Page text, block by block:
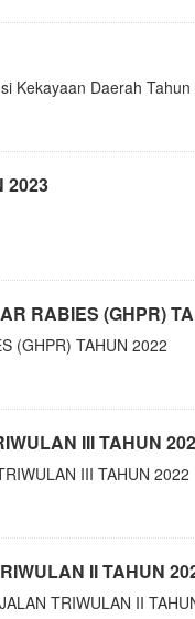
Kekayaan Daerah
2023
RABIES (GHPR)
(GHPR) TAHUN 2022
III TAHUN
III TAHUN 2022
II TAHUN
TRIWULAN II